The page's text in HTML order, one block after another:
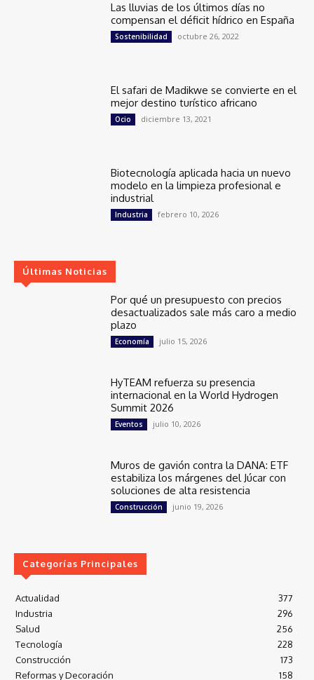
Las lluvias de los últimos días no
compensan el déficit hídrico en España
Sostenibilidad octubre 26, 2022
El safari de Madikwe se convierte en el
mejor destino turístico africano
Ocio diciembre 13, 2021
Biotecnología aplicada hacia un nuevo
modelo en la limpieza profesional e
industrial
Industria febrero 10, 2026
Últimas Noticias
Por qué un presupuesto con precios
desactualizados sale más caro a medio
plazo
Economía julio 15, 2026
HyTEAM refuerza su presencia
internacional en la World Hydrogen
Summit 2026
Eventos julio 10, 2026
Muros de gavión contra la DANA: ETF
estabiliza los márgenes del Júcar con
soluciones de alta resistencia
Construcción junio 19, 2026
Categorías Principales
Actualidad
377
Industria
296
Salud
256
Tecnología
228
Construcción
173
Reformas y Decoración
158